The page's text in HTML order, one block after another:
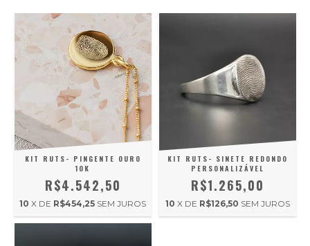
KIT RUTS- PINGENTE OURO
10K
R$4.542,50
10 X DE R$454,25 SEM JUROS
KIT RUTS- SINETE REDONDO
PERSONALIZÁVEL
R$1.265,00
10 X DE R$126,50 SEM JUROS